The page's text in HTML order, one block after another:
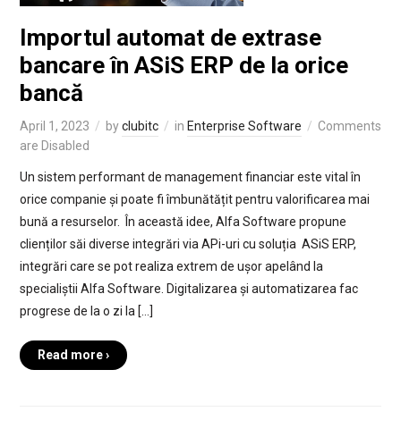
Importul automat de extrase
bancare în ASiS ERP de la orice
bancă
April 1, 2023 byclubitc in Enterprise Software
Comments
are Disabled
Un sistem performant de management financiar este vital în
orice companie și poate fi îmbunătățit pentru valorificarea mai
bună a resurselor. În această idee, Alfa Software propune
clienților săi diverse integrări via APi-uri cu soluția ASiS ERP,
integrări care se pot realiza extrem de ușor apelând la
specialiștii Alfa Software. Digitalizarea și automatizarea fac
progrese de la o zi la […]
Read more ›